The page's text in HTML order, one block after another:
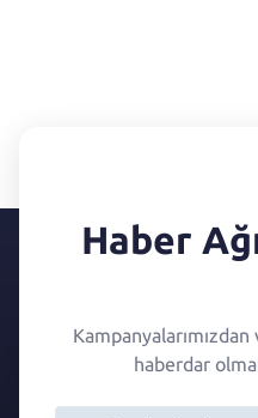
Haber
haberdar